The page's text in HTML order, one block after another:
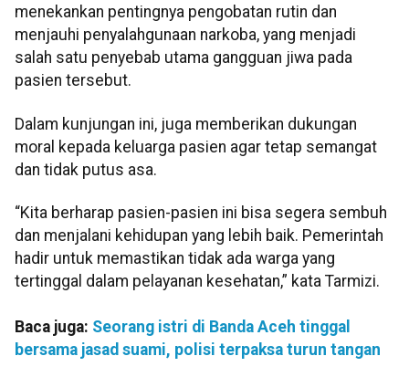
menekankan pentingnya pengobatan rutin dan
menjauhi penyalahgunaan narkoba, yang menjadi
salah satu penyebab utama gangguan jiwa pada
pasien tersebut.
Dalam kunjungan ini, juga memberikan dukungan
moral kepada keluarga pasien agar tetap semangat
dan tidak putus asa.
“Kita berharap pasien-pasien ini bisa segera sembuh
dan menjalani kehidupan yang lebih baik. Pemerintah
hadir untuk memastikan tidak ada warga yang
tertinggal dalam pelayanan kesehatan,” kata Tarmizi.
Baca juga: Seorang istri di Banda Aceh tinggal
bersama jasad suami, polisi terpaksa turun tangan